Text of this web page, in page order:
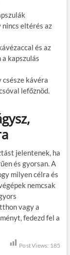
eltérés az
és az
kapszulás
csésze kávéra
lefőznöd.
jelentenek, ha
és gyorsan. A
milyen célra és
nemcsak
vagy a
fedezd fel a
Post Views: 185